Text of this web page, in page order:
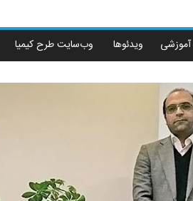
آموزشی ویدئوها ‌ وب‌سایت طرح کیمیا